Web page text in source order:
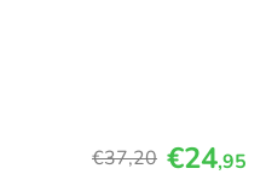
€37,20 €24,95